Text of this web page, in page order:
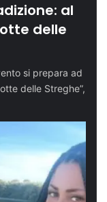
al
delle
si prepara ad
delle Streghe”,